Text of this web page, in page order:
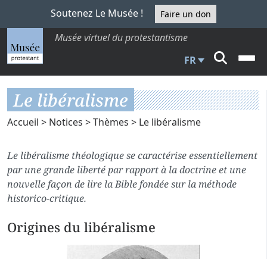
Soutenez Le Musée ! Faire un don
Musée virtuel du protestantisme
FR
Le libéralisme
Accueil > Notices >Thèmes > Le libéralisme
Le libéralisme théologique se caractérise essentiellement
par une grande liberté par rapport à la doctrine et une
nouvelle façon de lire la Bible fondée sur la méthode
historico-critique.
Origines du libéralisme